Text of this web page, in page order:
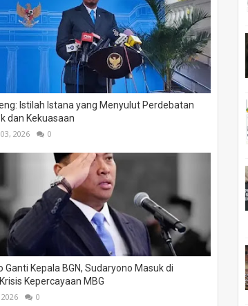
Istilah Istana yang Menyulut Perdebatan
dan Kekuasaan
2026 0
Ganti Kepala BGN, Sudaryono Masuk di
Kepercayaan MBG
0